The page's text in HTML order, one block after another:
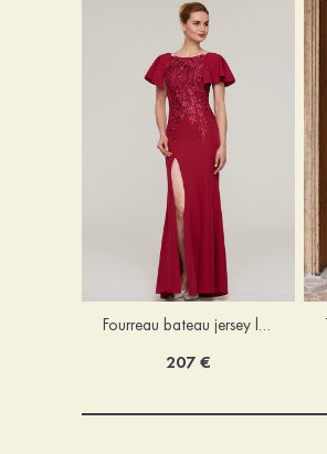
Fourreau bateau jersey longueur ras du sol robe de mère de la mariée avec appliqué fendue
207 €